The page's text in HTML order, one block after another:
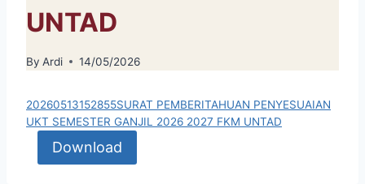
UNTAD
By Ardi 14/05/2026
20260513152855SURAT PEMBERITAHUAN PENYESUAIAN
UKT SEMESTER GANJIL 2026 2027 FKM UNTAD
Download